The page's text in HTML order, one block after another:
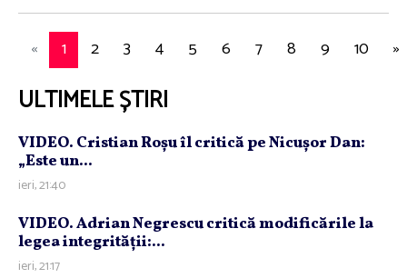
« 1 2 3 4 5 6 7 8 9 10 »
ULTIMELE ȘTIRI
VIDEO. Cristian Roşu îl critică pe Nicuşor Dan:
„Este un...
ieri, 21:40
VIDEO. Adrian Negrescu critică modificările la
legea integrităţii:...
ieri, 21:17